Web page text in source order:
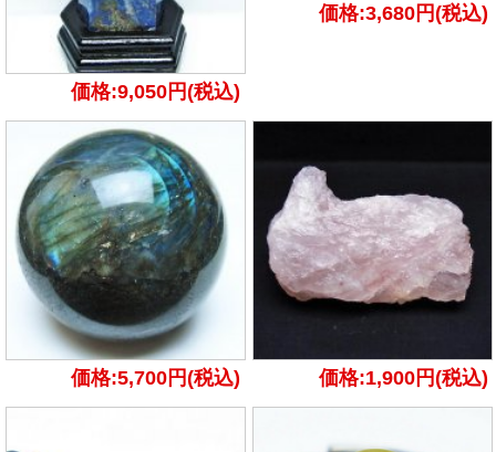
価格:9,050円(税込)
価格:3,680円(税込)
価格:5,700円(税込) 価格:1,900円(税込)